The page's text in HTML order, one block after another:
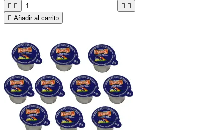
   
 Añadir al carrito